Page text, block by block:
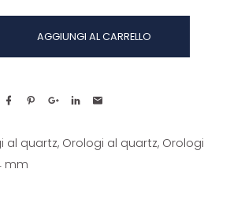
AGGIUNGI AL CARRELLO
al quartz, Orologi al quartz, Orologi
mm